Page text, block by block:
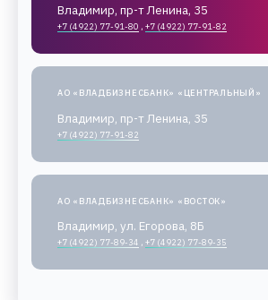
Владимир, пр-т Ленина, 35
+7 (4922) 77-91-80 , +7 (4922) 77-91-82
АО «ВЛАДБИЗНЕСБАНК» «ЦЕНТРАЛЬНЫЙ»
Владимир, пр-т Ленина, 35
+7 (4922) 77-91-82
АО «ВЛАДБИЗНЕСБАНК» «ВОСТОК»
Владимир, ул. Егорова, 8Б
+7 (4922) 77-89-34 , +7 (4922) 77-89-35